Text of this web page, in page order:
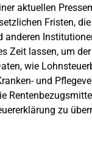
aktuellen
Fristen,
anderen
Zeit lassen, um
wie
und
zu